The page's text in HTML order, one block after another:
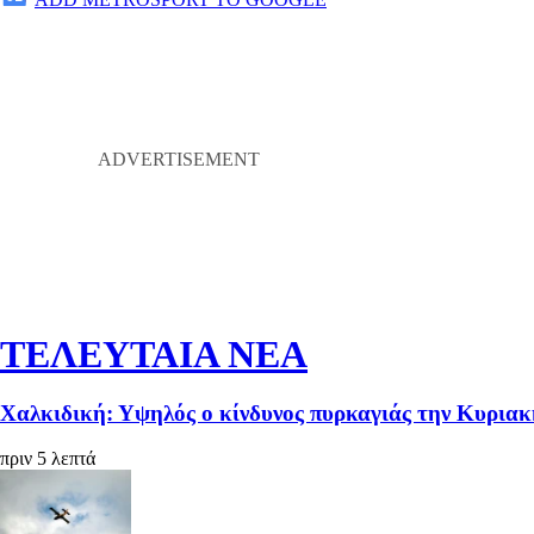
ΤΕΛΕΥΤΑΙΑ ΝΕΑ
Χαλκιδική: Υψηλός ο κίνδυνος πυρκαγιάς την
πριν 5 λεπτά